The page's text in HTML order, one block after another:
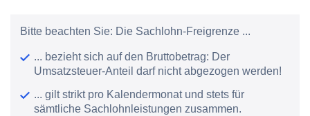
Bitte beachten Sie: Die Sachlohn-Freigrenze ...
... bezieht sich auf den Bruttobetrag: Der
Umsatzsteuer-Anteil darf nicht abgezogen werden!
... gilt strikt pro Kalendermonat und stets für
sämtliche Sachlohnleistungen zusammen.